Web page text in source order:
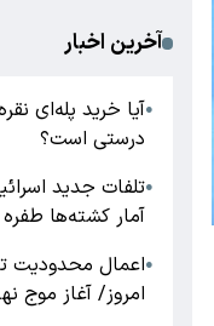
آخرین اخبار
●آیا خرید پله‌ای
درستی است؟
●تلفات جدید
آمار کشته‌ها
●
امروز/ آغاز موج